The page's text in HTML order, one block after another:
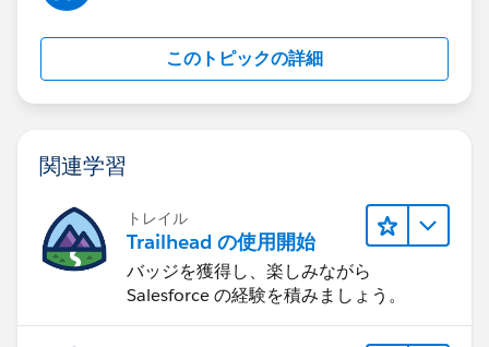
このトピックの詳細
関連学習
トレイル
Trailhead の使用開始
バッジを獲得し、楽しみながら
Salesforce の経験を積みましょう。